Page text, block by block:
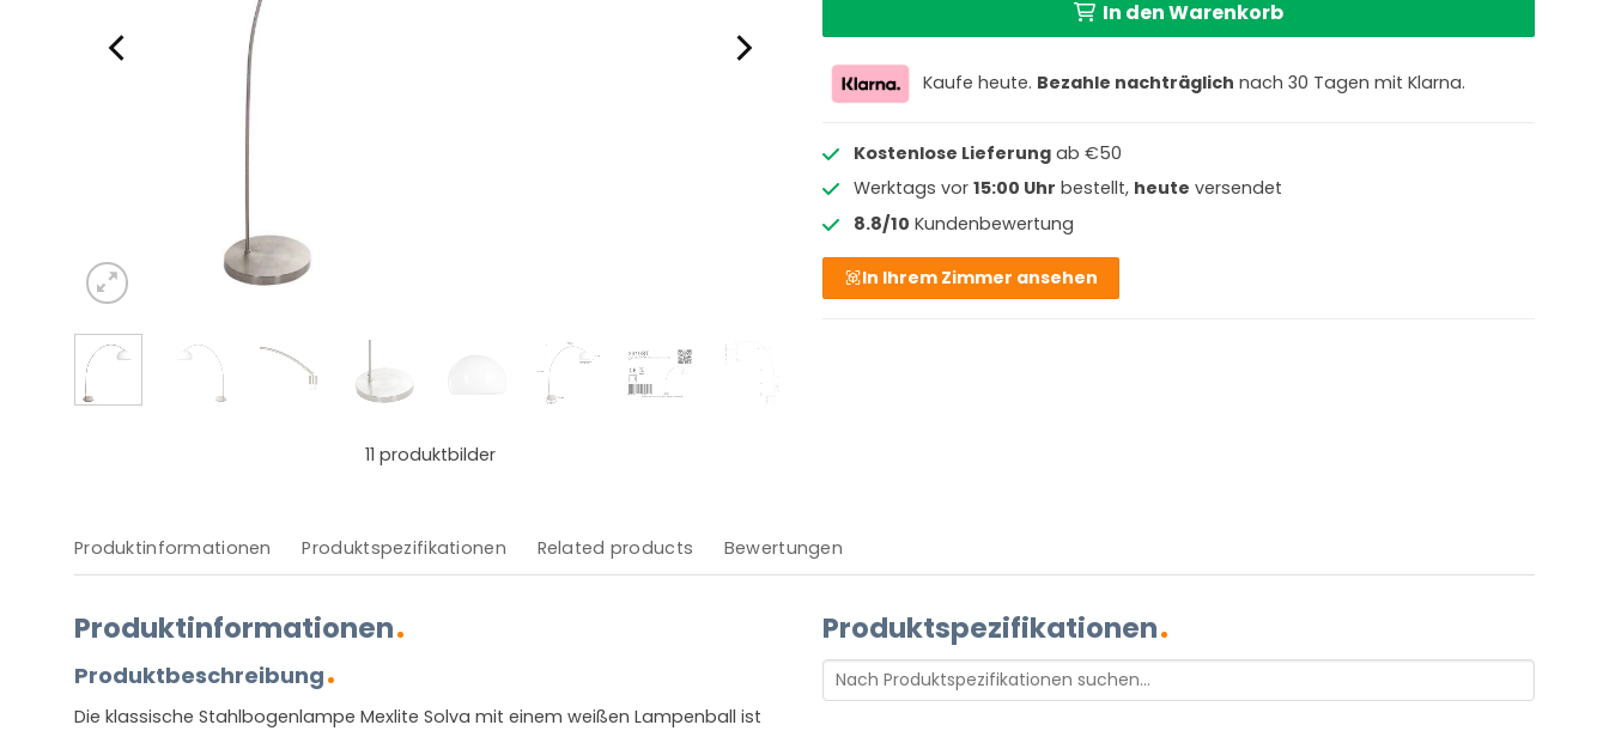
11 produktbilder
In den Warenkorb
Kaufe heute. Bezahle nachträglich nach 30 Tagen mit Klarna.
Kostenlose Lieferungab €50
Werktags vor 15:00 Uhr bestellt, heute versendet
8.8/10 Kundenbewertung
In Ihrem Zimmer ansehen
Produktinformationen Produktspezifikationen Related products Bewertungen
Produktinformationen
Produktbeschreibung
Die klassische Stahlbogenlampe Mexlite Solva mit einem weißen Lampenball ist
Produktspezifikationen